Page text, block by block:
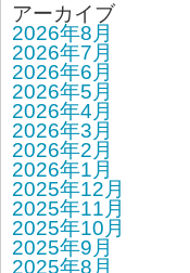
アーカイブ
2026年8月
2026年7月
2026年6月
2026年5月
2026年4月
2026年3月
2026年2月
2026年1月
2025年12月
2025年11月
2025年10月
2025年9月
2025年8月